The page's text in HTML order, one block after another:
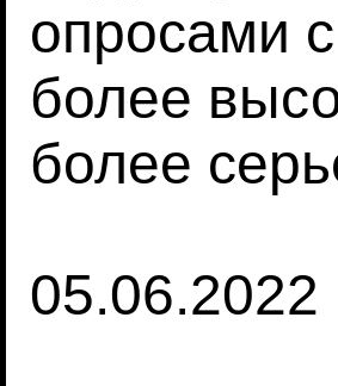
опросами
более
более
05.06.2022